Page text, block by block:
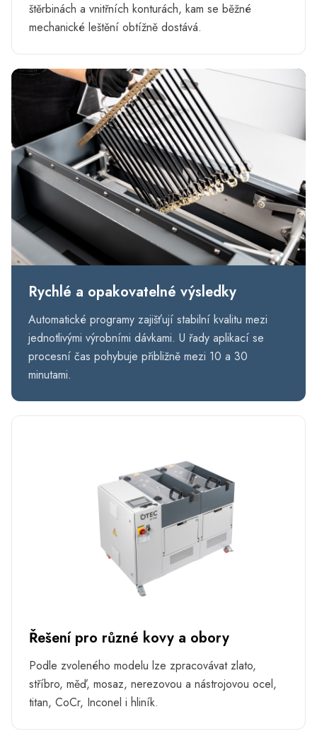
štěrbinách a vnitřních konturách, kam se běžné
mechanické leštění obtížně dostává.
Rychlé a opakovatelné výsledky
Automatické programy zajišťují stabilní kvalitu mezi
jednotlivými výrobními dávkami. U řady aplikací se
procesní čas pohybuje přibližně mezi 10 a 30
minutami.
Řešení pro různé kovy a obory
Podle zvoleného modelu lze zpracovávat zlato,
stříbro, měď, mosaz, nerezovou a nástrojovou ocel,
titan, CoCr, Inconel i hliník.